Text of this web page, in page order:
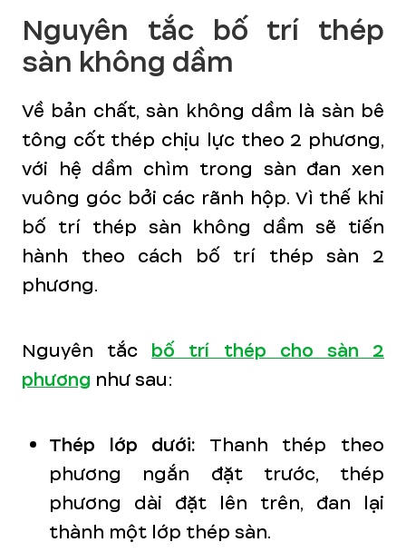
Nguyên tắc bố trí thép
sàn không dầm
Về bản chất, sàn không dầm là sàn bê
tông cốt thép chịu lực theo 2 phương,
với hệ dầm chìm trong sàn đan xen
vuông góc bởi các rãnh hộp. Vì thế khi
bố trí thép sàn không dầm sẽ tiến
hành theo cách bố trí thép sàn 2
phương.
Nguyên tắc bố trí thép cho sàn 2
phương như sau:
Thép lớp dưới: Thanh thép theo
phương ngắn đặt trước, thép
phương dài đặt lên trên, đan lại
thành một lớp thép sàn.